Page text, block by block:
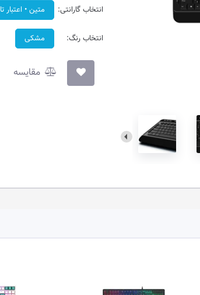
انتخاب گارانتی: متین • اعتبار تا ۱۴۰۴/۰۵/۰۱
انتخاب رنگ: مشکی
مقایسه